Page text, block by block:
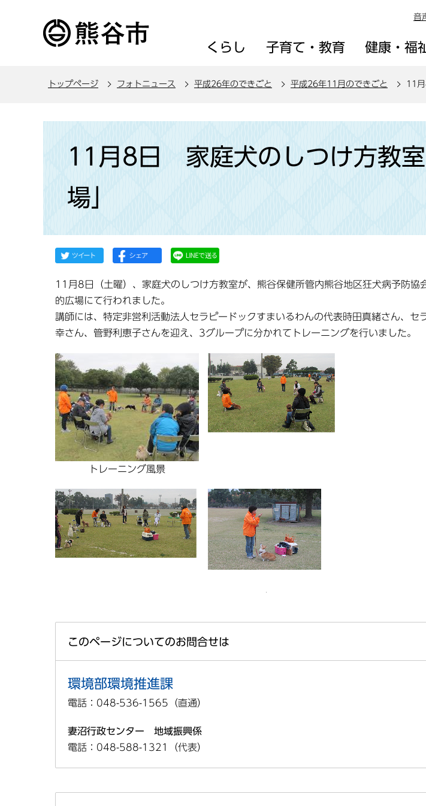
音
くらし 子育て・教育 健康・福
トップページ フォトニュース 平成26年のできごと 平成26年11月のできごと 11
11月8日 家庭犬のしつけ方教
場」
11月8日（土曜）、家庭犬のしつけ方教室が、熊谷保健所管内熊谷地区狂犬病予防協
的広場にて行われました。
講師には、特定非営利活動法人セラピードックすまいるわんの代表時田真緒さん、セ
幸さん、管野利恵子さんを迎え、3グループに分かれてトレーニングを行いました。
トレーニング風景
このページについてのお問合せは
環境部環境推進課
電話：048-536-1565（直通）
妻沼行政センター 地域振興係
電話：048-588-1321（代表）